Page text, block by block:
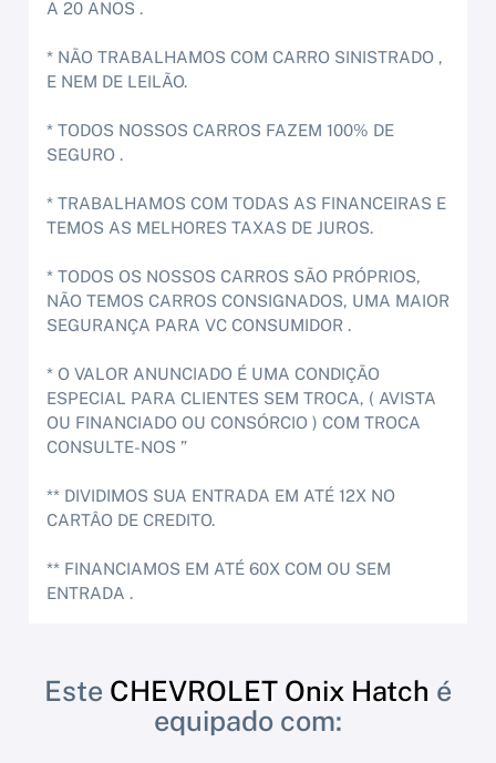
A 20 ANOS .
* NÃO TRABALHAMOS COM CARRO SINISTRADO ,
E NEM DE LEILÃO.
* TODOS NOSSOS CARROS FAZEM 100% DE
SEGURO .
* TRABALHAMOS COM TODAS AS FINANCEIRAS E
TEMOS AS MELHORES TAXAS DE JUROS.
* TODOS OS NOSSOS CARROS SÃO PRÓPRIOS,
NÃO TEMOS CARROS CONSIGNADOS, UMA MAIOR
SEGURANÇA PARA VC CONSUMIDOR .
* O VALOR ANUNCIADO É UMA CONDIÇÃO
ESPECIAL PARA CLIENTES SEM TROCA, ( AVISTA
OU FINANCIADO OU CONSÓRCIO ) COM TROCA
CONSULTE-NOS ”
** DIVIDIMOS SUA ENTRADA EM ATÉ 12X NO
CARTÂO DE CREDITO.
** FINANCIAMOS EM ATÉ 60X COM OU SEM
ENTRADA .
Este CHEVROLET Onix Hatch é
equipado com: